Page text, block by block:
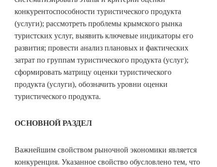
конкурентоспособности туристического продукта
(услуги); рассмотреть проблемы крымского рынка
туристских услуг, выявить ключевые индикаторы его
развития; провести анализ плановых и фактических
затрат по группам туристического продукта (услуг);
сформировать матрицу оценки туристического
продукта (услуги), обозначить уровни оценки
туристического продукта.
ОСНОВНОЙ РАЗДЕЛ
Важнейшим свойством рыночной экономики является
конкуренция. Указанное свойство обусловлено тем, что